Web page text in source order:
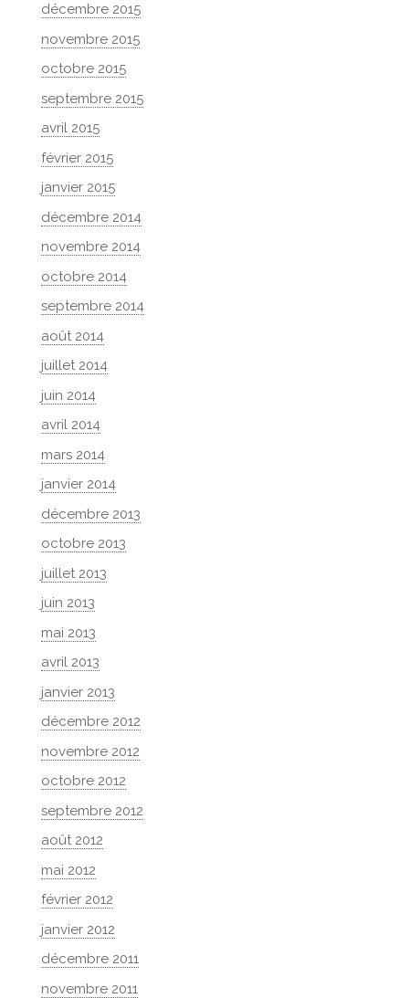
décembre 2015
novembre 2015
octobre 2015
septembre 2015
avril 2015
février 2015
janvier 2015
décembre 2014
novembre 2014
octobre 2014
septembre 2014
août 2014
juillet 2014
juin 2014
avril 2014
mars 2014
janvier 2014
décembre 2013
octobre 2013
juillet 2013
juin 2013
mai 2013
avril 2013
janvier 2013
décembre 2012
novembre 2012
octobre 2012
septembre 2012
août 2012
mai 2012
février 2012
janvier 2012
décembre 2011
novembre 2011